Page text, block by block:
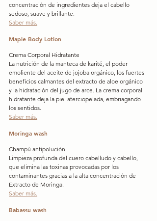
concentración de ingredientes deja el cabello
sedoso, suave y brillante.
Saber más.
Maple Body Lotion
Crema Corporal Hidratante
La nutrición de la manteca de karité, el poder
emoliente del aceite de jojoba orgánico, los fuertes
beneficios calmantes del extracto de aloe orgánico
y la hidratación del jugo de arce. La crema corporal
hidratante deja la piel aterciopelada, embriagando
los sentidos.
Saber más.
Moringa wash
Champú antipolución
Limpieza profunda del cuero cabelludo y cabello,
que elimina las toxinas provocadas por los
contaminantes gracias a la alta concentración de
Extracto de Moringa.
Saber más.
Babassu wash